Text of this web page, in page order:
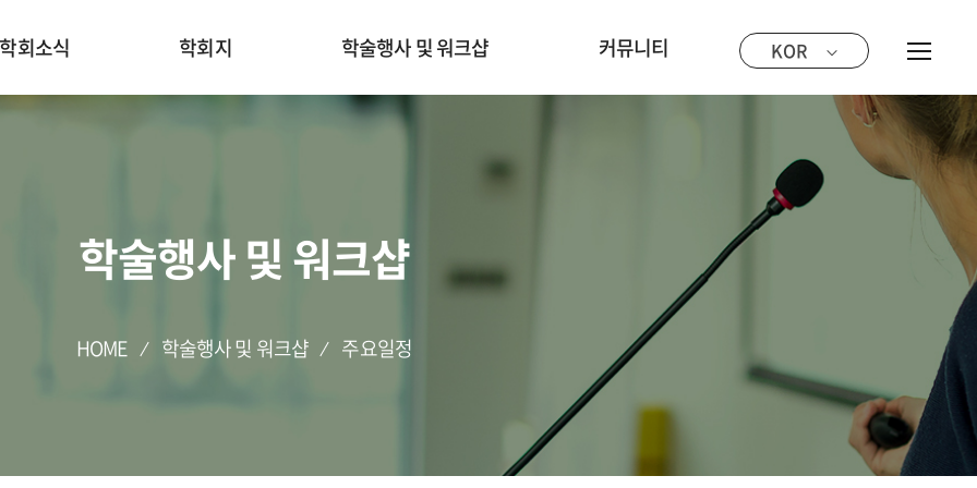
학회소식 학회지 학술행사 및 워크샵 커뮤니티 KOR
학술행사 및 워크샵
HOME 학술행사 및 워크샵 주요일정